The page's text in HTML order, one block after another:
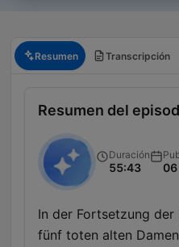
Resumen Transcripción
Resumen del
Duración
55:43
In der Fortsetzung
fünf toten alten